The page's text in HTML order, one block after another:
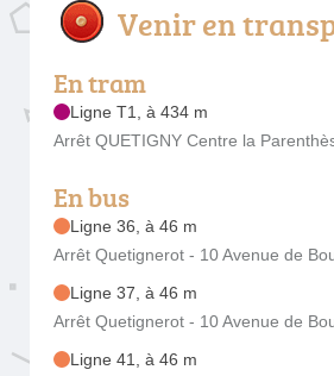
Venir en
En tram
Ligne T1, à 434 m
Arrêt QUETIGNY Centre la
En bus
Ligne 36, à 46 m
Arrêt Quetignerot - 10 Avenue de
Ligne 37, à 46 m
Arrêt Quetignerot - 10 Avenue de
Ligne 41, à 46 m